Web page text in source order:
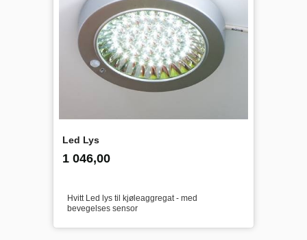
Led Lys
Pris
1 046,00mva.
Hvitt Led lys til kjøleaggregat - med
bevegelses sensor